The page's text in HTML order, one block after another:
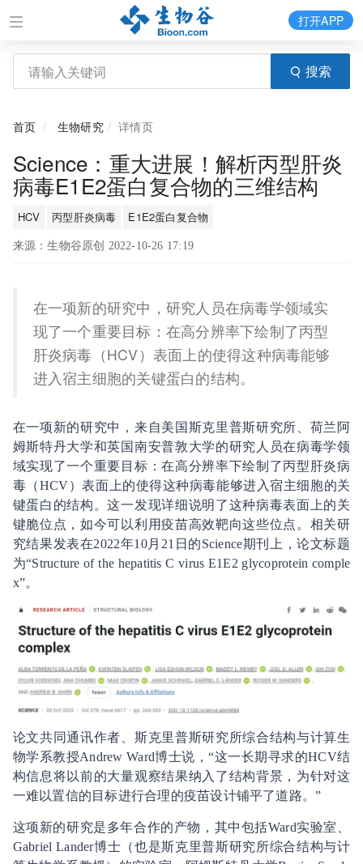
搜索
打开APP
首页 生物研究 详情页
Science：重大进展！解析丙型肝炎
病毒E1E2蛋白复合物的三维结构
HCV 丙型肝炎病毒 E1E2蛋白复合物
来源：生物谷原创 2022-10-26 17:19
在一项新的研究中，研究人员在病毒学领域实
现了一个重要目标：在高分辨率下绘制了丙型
肝炎病毒（HCV）表面上的使得这种病毒能够
进入宿主细胞的关键蛋白的结构。
在一项新的研究中，来自美国斯克里普斯研究所、荷兰阿
姆斯特丹大学和英国南安普敦大学的研究人员在病毒学领
域实现了一个重要目标：在高分辨率下绘制了丙型肝炎病
毒（HCV）表面上的使得这种病毒能够进入宿主细胞的关
键蛋白的结构。这一发现详细说明了这种病毒表面上的关
键脆位点，如今可以利用疫苗高效靶向这些位点。相关研
究结果发表在2022年10月21日的Science期刊上，论文标题
为“Structure of the hepatitis C virus E1E2 glycoprotein comple
x”。
论文共同通讯作者、斯克里普斯研究所综合结构与计算生
物学系教授Andrew Ward博士说，“这一长期寻求的HCV结
构信息将以前的大量观察结果纳入了结构背景，为针对这
一难以置信的目标进行合理的疫苗设计铺平了道路。”
这项新的研究是多年合作的产物，其中包括Ward实验室、
Gabriel Lander博士（也是斯克里普斯研究所综合结构与计